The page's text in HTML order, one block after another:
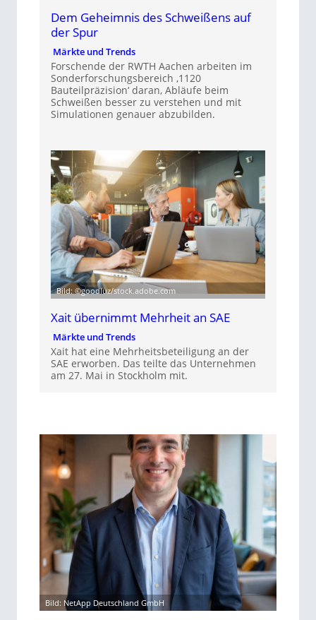
Dem Geheimnis des Schweißens auf
der Spur
Märkte und Trends
Forschende der RWTH Aachen arbeiten im
Sonderforschungsbereich ‚1120
Bauteilpräzision‘ daran, Abläufe beim
Schweißen besser zu verstehen und mit
Simulationen genauer abzubilden.
Bild: ©goodluz/stock.adobe.com
Xait übernimmt Mehrheit an SAE
Märkte und Trends
Xait hat eine Mehrheitsbeteiligung an der
SAE erworben. Das teilte das Unternehmen
am 27. Mai in Stockholm mit.
Bild: NetApp Deutschland GmbH